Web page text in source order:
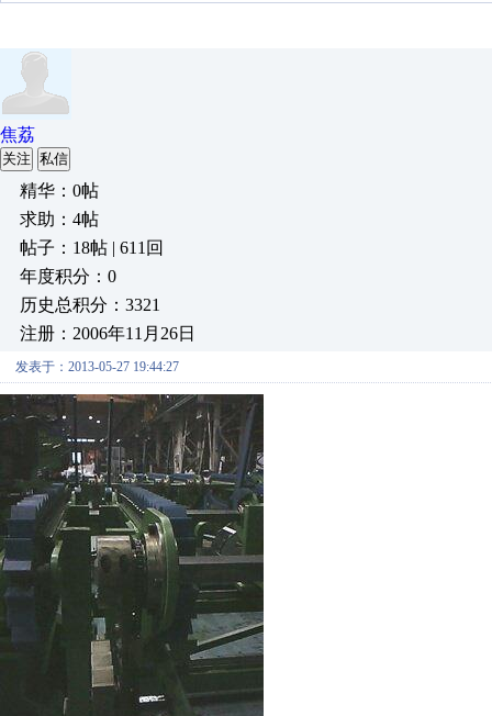
焦荔
关注 私信
精华：0帖
求助：4帖
帖子：18帖 | 611回
年度积分：0
历史总积分：3321
注册：2006年11月26日
发表于：2013-05-27 19:44:27